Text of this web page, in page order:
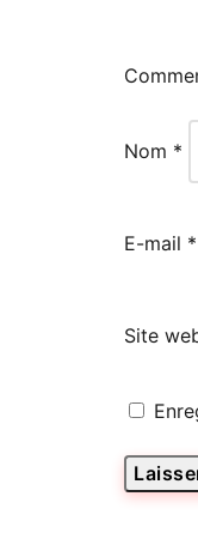
Nom *
E-mail *
Site